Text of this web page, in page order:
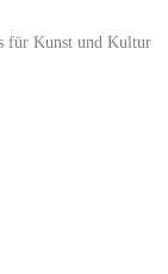
für Kunst und Kultur